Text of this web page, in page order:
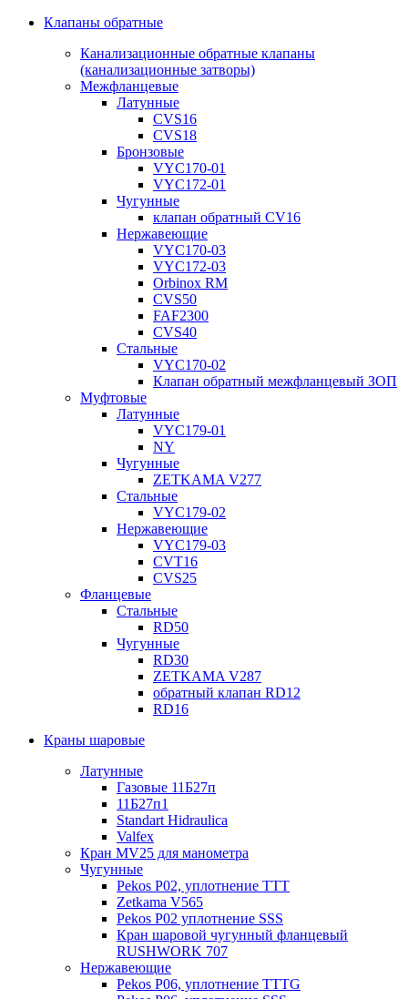
Клапаны обратные
Канализационные обратные клапаны
(канализационные затворы)
Межфланцевые
Латунные
CVS16
CVS18
Бронзовые
VYC170-01
VYC172-01
Чугунные
клапан обратный CV16
Нержавеющие
VYC170-03
VYC172-03
Orbinox RM
CVS50
FAF2300
CVS40
Стальные
VYC170-02
Клапан обратный межфланцевый ЗОП
Муфтовые
Латунные
VYC179-01
NY
Чугунные
ZETKAMA V277
Стальные
VYC179-02
Нержавеющие
VYC179-03
CVT16
CVS25
Фланцевые
Стальные
RD50
Чугунные
RD30
ZETKAMA V287
обратный клапан RD12
RD16
Краны шаровые
Латунные
Газовые 11Б27п
11Б27п1
Standart Hidraulica
Valfex
Кран MV25 для манометра
Чугунные
Pekos P02, уплотнение ТТТ
Zetkama V565
Pekos P02 уплотнение SSS
Кран шаровой чугунный фланцевый
RUSHWORK 707
Нержавеющие
Pekos P06, уплотнение ТТТG